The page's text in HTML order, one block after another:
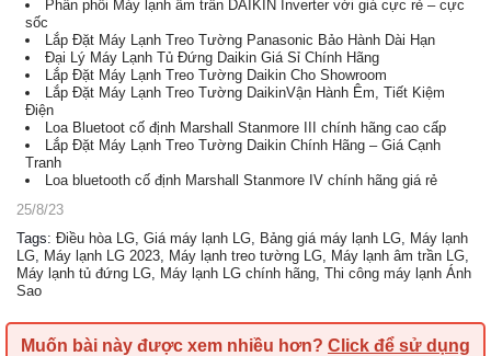
Phân phối Máy lạnh âm trần DAIKIN Inverter với giá cực rẻ – cực
sốc
Lắp Đặt Máy Lạnh Treo Tường Panasonic Bảo Hành Dài Hạn
Đại Lý Máy Lạnh Tủ Đứng Daikin Giá Sỉ Chính Hãng
Lắp Đặt Máy Lạnh Treo Tường Daikin Cho Showroom
Lắp Đặt Máy Lạnh Treo Tường DaikinVận Hành Êm, Tiết Kiệm
Điện
Loa Bluetoot cố định Marshall Stanmore III chính hãng cao cấp
Lắp Đặt Máy Lạnh Treo Tường Daikin Chính Hãng – Giá Cạnh
Tranh
Loa bluetooth cố định Marshall Stanmore IV chính hãng giá rẻ
25/8/23
Tags: Điều hòa LG Giá máy lạnh LG Bảng giá máy lạnh LG
Máy lạnh
LG
Máy lạnh LG 2023 Máy lạnh treo tường LG Máy lạnh âm trần LG
Máy lạnh tủ đứng LG
Máy lạnh LG chính hãng Thi công máy lạnh Ánh
Sao
Muốn bài này được xem nhiều hơn? Click để sử dụng